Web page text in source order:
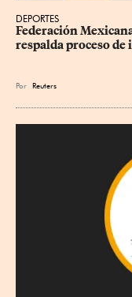
DEPORTES
Federación
respalda proceso
Por Reuters